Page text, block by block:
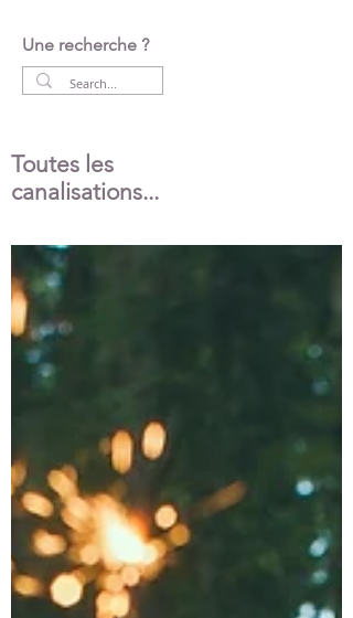
Une recherche ?
Toutes les
canalisations...